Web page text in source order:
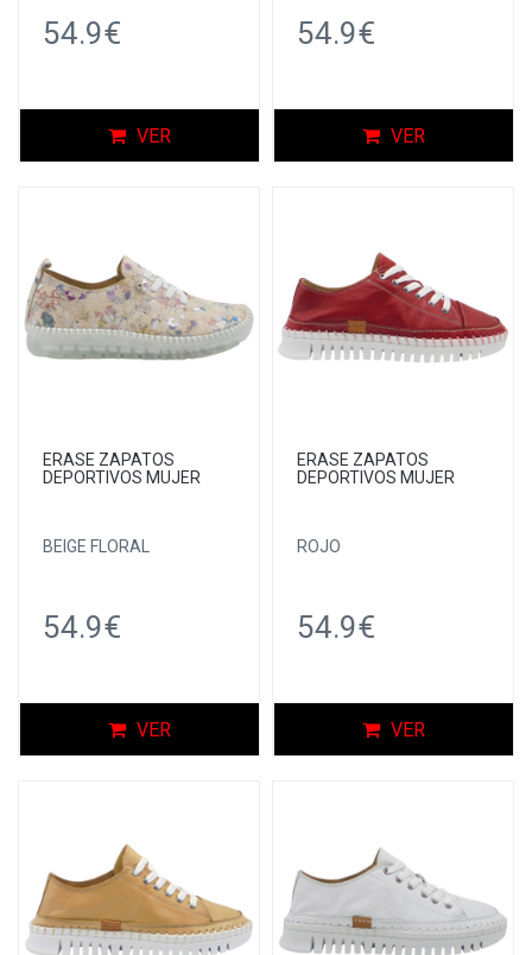
54.9€
VER
54.9€
VER
ERASE ZAPATOS
DEPORTIVOS MUJER
BEIGE FLORAL
54.9€
VER
ERASE ZAPATOS
DEPORTIVOS MUJER
ROJO
54.9€
VER